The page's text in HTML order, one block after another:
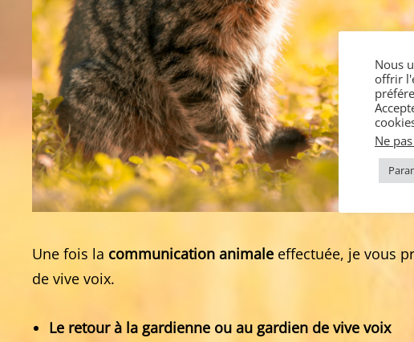
Une fois la communication animale effectuée, je vous
de vive voix.
Le retour à la gardienne ou au gardien de vive voix
Nous
offrir
Ne